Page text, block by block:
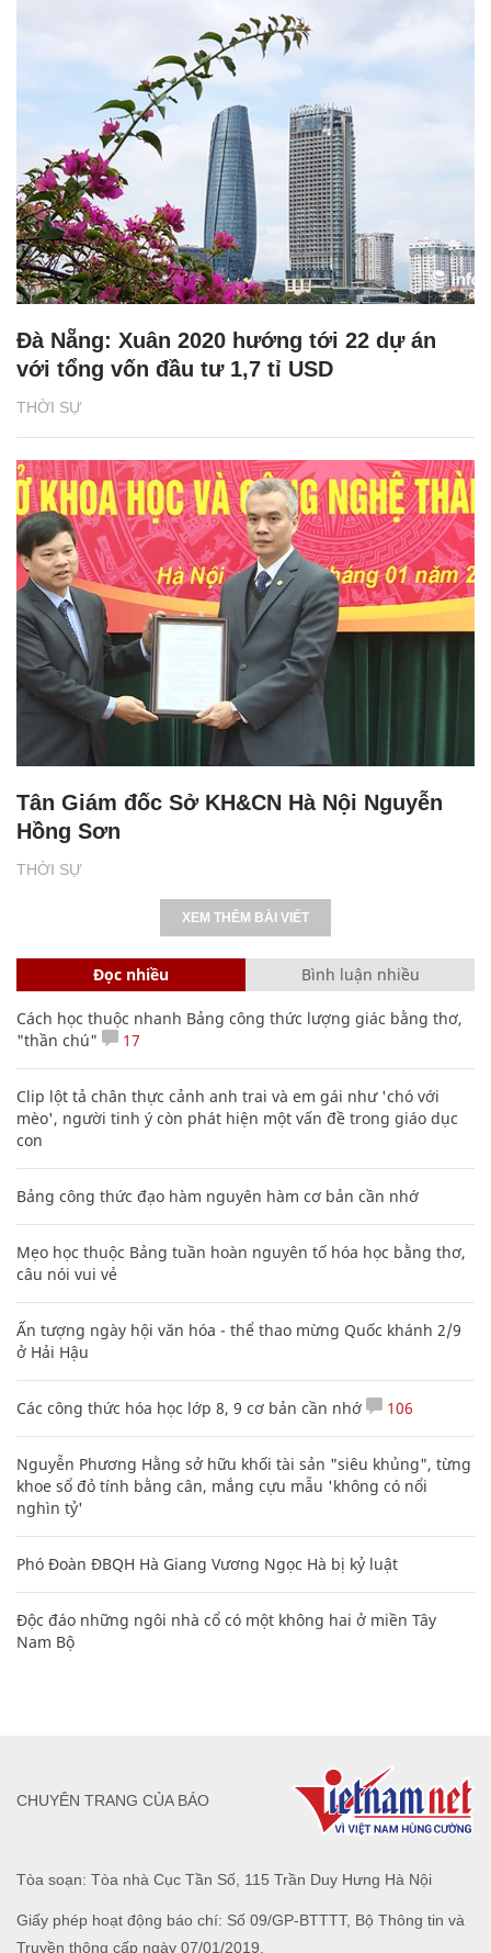
THỜI SỰ
Đà Nẵng: Xuân 2020 hướng tới 22 dự án
với tổng vốn đầu tư 1,7 tỉ USD
THỜI SỰ
Tân Giám đốc Sở KH&CN Hà Nội Nguyễn
Hồng Sơn
XEM THÊM BÀI VIẾT
Đọc nhiều Bình luận nhiều
Cách học thuộc nhanh Bảng công thức lượng giác bằng thơ,
"thần chú"
17
Clip lột tả chân thực cảnh anh trai và em gái như 'chó với
mèo', người tinh ý còn phát hiện một vấn đề trong giáo dục
con
Bảng công thức đạo hàm nguyên hàm cơ bản cần nhớ
Mẹo học thuộc Bảng tuần hoàn nguyên tố hóa học bằng thơ,
câu nói vui vẻ
Ấn tượng ngày hội văn hóa - thể thao mừng Quốc khánh 2/9
ở Hải Hậu
Các công thức hóa học lớp 8, 9 cơ bản cần nhớ 106
Nguyễn Phương Hằng sở hữu khối tài sản "siêu khủng", từng
khoe sổ đỏ tính bằng cân, mắng cựu mẫu 'không có nổi
nghìn tỷ'
Phó Đoàn ĐBQH Hà Giang Vương Ngọc Hà bị kỷ luật
Độc đáo những ngôi nhà cổ có một không hai ở miền Tây
Nam Bộ
Tòa soạn: Tòa nhà Cục Tần Số, 115 Trần Duy Hưng Hà Nội
Giấy phép hoạt động báo chí: Số 09/GP-BTTTT, Bộ Thông tin và
Truyền thông cấp ngày 07/01/2019.
CHUYÊN TRANG CỦA BÁO